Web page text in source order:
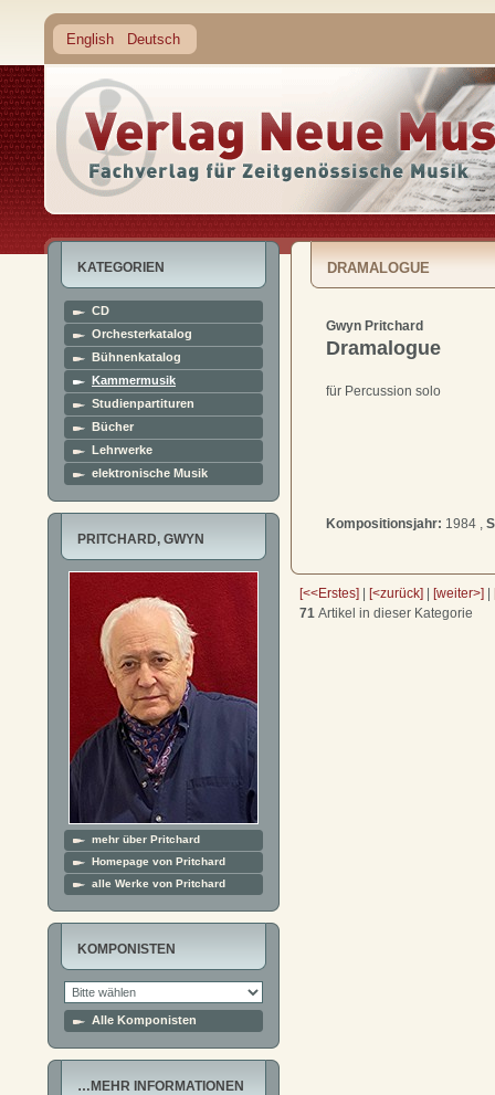
English Deutsch
KATEGORIEN
CD
Orchesterkatalog
Bühnenkatalog
Kammermusik
Studienpartituren
Bücher
Lehrwerke
elektronische Musik
PRITCHARD, GWYN
mehr über Pritchard
Homepage von Pritchard
alle Werke von Pritchard
KOMPONISTEN
Alle Komponisten
…MEHR INFORMATIONEN
DRAMALOGUE
Gwyn Pritchard
Dramalogue
für Percussion solo
Kompositionsjahr: 1984 ,
[<<Erstes] | [<zurück] | [weiter>] |
71 Artikel in dieser Kategorie